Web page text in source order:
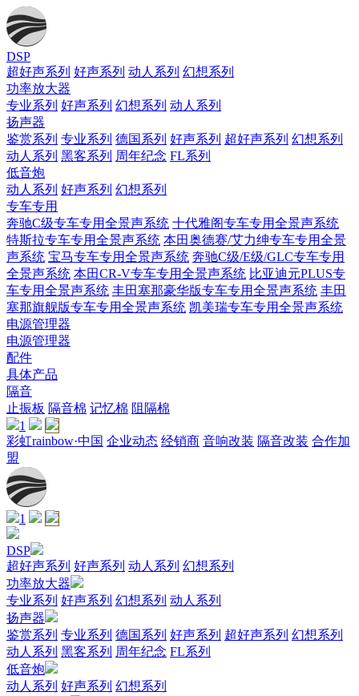
DSP
超好声系列 好声系列 动人系列 幻想系列
功率放大器
专业系列 好声系列 幻想系列 动人系列
扬声器
鉴赏系列 专业系列 德国系列 好声系列 超好声系列 幻想系列
动人系列 黑客系列 周年纪念 FL系列
低音炮
动人系列 好声系列 幻想系列
专车专用
奔驰C级专车专用全景声系统 十代雅阁专车专用全景声系统
特斯拉专车专用全景声系统 本田奥德赛/艾力绅专车专用全景
声系统 宝马专车专用全景声系统 奔驰C级/E级/GLC专车专用
全景声系统 本田CR-V专车专用全景声系统 比亚迪元PLUS专
车专用全景声系统 丰田塞那豪华版专车专用全景声系统 丰田
塞那旗舰版专车专用全景声系统 凯美瑞专车专用全景声系统
电源管理器
电源管理器
配件
具体产品
隔音
止振板 隔音棉 记忆棉 阻隔棉
1
彩虹rainbow·中国 企业动态 经销商 音响改装 隔音改装 合作加
盟
1
DSP
超好声系列 好声系列 动人系列 幻想系列
功率放大器
专业系列 好声系列 幻想系列 动人系列
扬声器
鉴赏系列 专业系列 德国系列 好声系列 超好声系列 幻想系列
动人系列 黑客系列 周年纪念 FL系列
低音炮
动人系列 好声系列 幻想系列